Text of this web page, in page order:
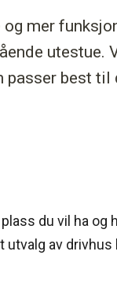
mer
utestue.
best til
du vil ha
av